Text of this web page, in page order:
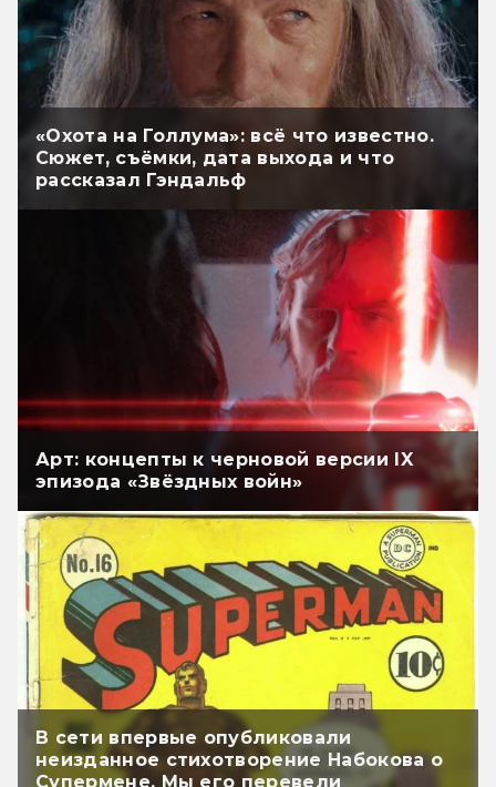
«Охота на Голлума»: всё что известно.
Сюжет, съёмки, дата выхода и что
рассказал Гэндальф
Арт: концепты к черновой версии IX
эпизода «Звёздных войн»
В сети впервые опубликовали
неизданное стихотворение Набокова о
Супермене. Мы его перевели